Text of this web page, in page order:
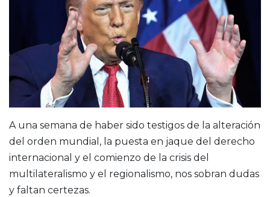
A una semana de haber sido testigos de la alteración
del orden mundial, la puesta en jaque del derecho
internacional y el comienzo de la crisis del
multilateralismo y el regionalismo, nos sobran dudas
y faltan certezas.